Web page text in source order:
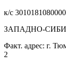
к/с
ЗАПАДНО-
Факт. адрес: г.
2